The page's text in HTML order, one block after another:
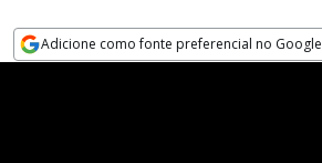
Adicione como fonte preferencial no Google